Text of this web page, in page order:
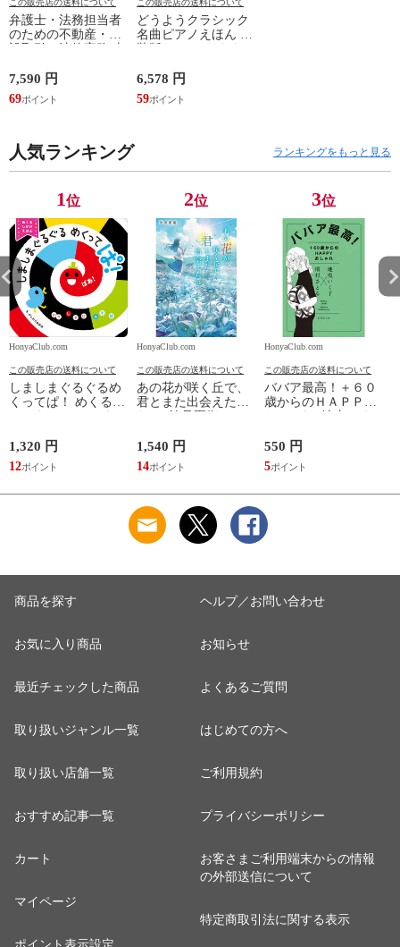
この販売店の送料について
弁護士・法務担当者
のための不動産・建
開発、設計・監理、
建設請負 第２版 /富
田裕 小里佳嵩
7,590 円
69
この販売店の送料について
どうようクラシック
名曲ピアノえほん 新
ワシマミワコ
6,578 円
59
人気ランキング ランキングをもっと見る
1位
HonyaClub.com
この販売店の送料について
しましまぐるぐるめ
くってぱ！ めくるし
1,320 円
12
2位
HonyaClub.com
この販売店の送料について
あの花が咲く丘で、
君とまた出会えた
1,540 円
14
3位
HonyaClub.com
この販売店の送料について
ババア最高！＋６０
歳からのＨＡＰＰＹ
550 円
5
商品を探す
お気に入り商品
最近チェックした商品
取り扱いジャンル一覧
取り扱い店舗一覧
おすすめ記事一覧
カート
マイページ
ヘルプ／お問い合わせ
お知らせ
よくあるご質問
はじめての方へ
ご利用規約
プライバシーポリシー
お客さまご利用端末からの情報
の外部送信について
特定商取引法に関する表示